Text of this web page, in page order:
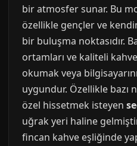
bir atmosfer sunar. Bu
özellikle gençler ve
bir buluşma noktasıdır.
ortamları ve kaliteli
okumak veya
uygundur. Özellikle bazı
özel hissetmek isteyen
uğrak yeri haline
fincan kahve eşliğinde